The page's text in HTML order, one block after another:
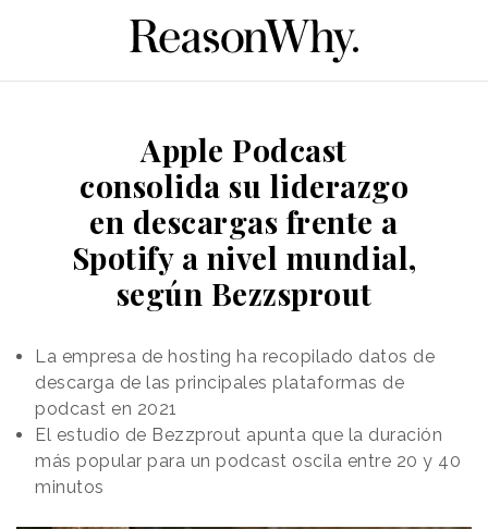
Apple Podcast
consolida su liderazgo
en descargas frente a
Spotify a nivel mundial,
según Bezzsprout
La empresa de hosting ha recopilado datos de
descarga de las principales plataformas de
podcast en 2021
El estudio de Bezzprout apunta que la duración
más popular para un podcast oscila entre 20 y 40
minutos